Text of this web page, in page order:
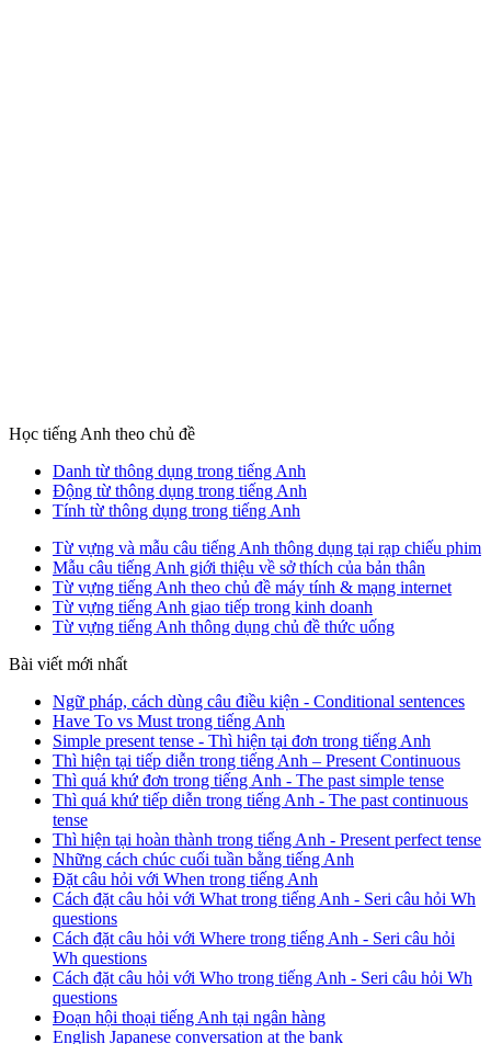
Học tiếng Anh theo chủ đề
Danh từ thông dụng trong tiếng Anh
Động từ thông dụng trong tiếng Anh
Tính từ thông dụng trong tiếng Anh
Từ vựng và mẫu câu tiếng Anh thông dụng tại rạp chiếu phim
Mẫu câu tiếng Anh giới thiệu về sở thích của bản thân
Từ vựng tiếng Anh theo chủ đề máy tính & mạng internet
Từ vựng tiếng Anh giao tiếp trong kinh doanh
Từ vựng tiếng Anh thông dụng chủ đề thức uống
Bài viết mới nhất
Ngữ pháp, cách dùng câu điều kiện - Conditional sentences
Have To vs Must trong tiếng Anh
Simple present tense - Thì hiện tại đơn trong tiếng Anh
Thì hiện tại tiếp diễn trong tiếng Anh – Present Continuous
Thì quá khứ đơn trong tiếng Anh - The past simple tense
Thì quá khứ tiếp diễn trong tiếng Anh - The past continuous
tense
Thì hiện tại hoàn thành trong tiếng Anh - Present perfect tense
Những cách chúc cuối tuần bằng tiếng Anh
Đặt câu hỏi với When trong tiếng Anh
Cách đặt câu hỏi với What trong tiếng Anh - Seri câu hỏi Wh
questions
Cách đặt câu hỏi với Where trong tiếng Anh - Seri câu hỏi
Wh questions
Cách đặt câu hỏi với Who trong tiếng Anh - Seri câu hỏi Wh
questions
Đoạn hội thoại tiếng Anh tại ngân hàng
English Japanese conversation at the bank